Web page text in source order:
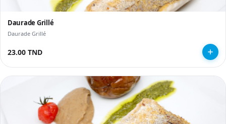
Daurade Grillé
Daurade Grillé
23.00 TND